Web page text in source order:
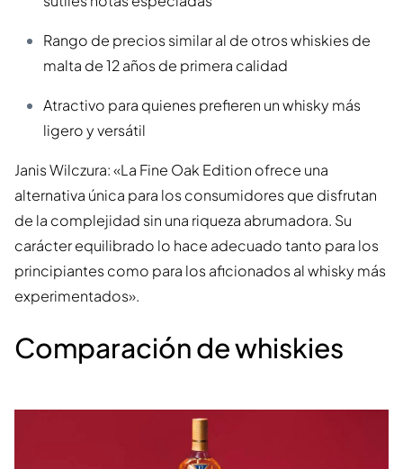
Rango de precios similar al de otros whiskies de
malta de 12 años de primera calidad
Atractivo para quienes prefieren un whisky más
ligero y versátil
Janis Wilczura: «La Fine Oak Edition ofrece una
alternativa única para los consumidores que disfrutan
de la complejidad sin una riqueza abrumadora. Su
carácter equilibrado lo hace adecuado tanto para los
principiantes como para los aficionados al whisky más
experimentados».
Comparación de whiskies